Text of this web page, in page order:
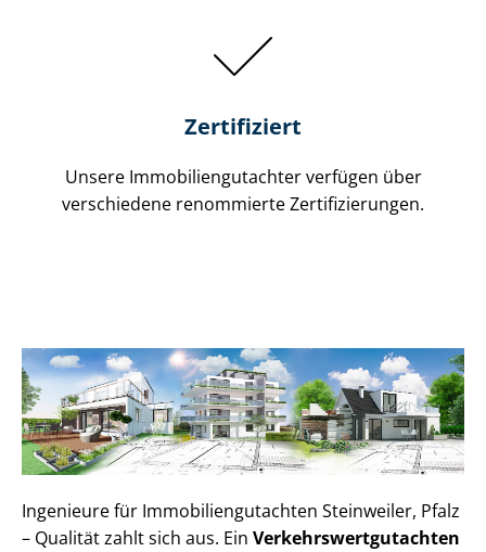
Zertifiziert
Unsere Immobilien­gutachter verfügen über
verschiedene renommierte Zer­ti­fi­zie­run­gen.
Ingenieure für Im­mo­bi­li­en­gut­ach­ten Steinweiler, Pfalz
– Qualität zahlt sich aus. Ein Ver­kehrs­wert­gut­ach­ten